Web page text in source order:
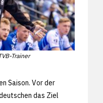
Trainer
Saison. Vor der
das Ziel